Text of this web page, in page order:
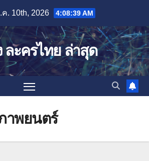
. 10th, 2026 4:08:40 AM
ละครไทย ล่าสุด
าพยนตร์